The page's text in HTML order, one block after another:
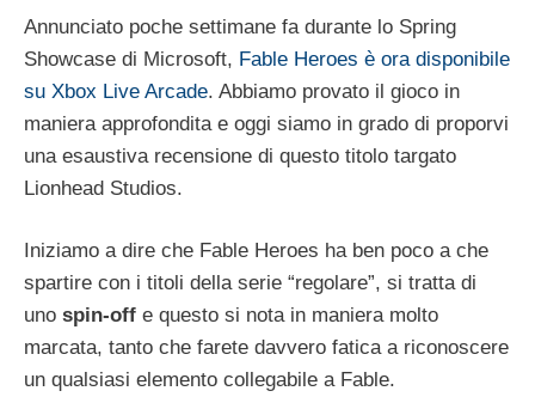
Annunciato poche settimane fa durante lo Spring
Showcase di Microsoft, Fable Heroes è ora disponibile
su Xbox Live Arcade. Abbiamo provato il gioco in
maniera approfondita e oggi siamo in grado di proporvi
una esaustiva recensione di questo titolo targato
Lionhead Studios.
Iniziamo a dire che Fable Heroes ha ben poco a che
spartire con i titoli della serie “regolare”, si tratta di
uno spin-off e questo si nota in maniera molto
marcata, tanto che farete davvero fatica a riconoscere
un qualsiasi elemento collegabile a Fable.